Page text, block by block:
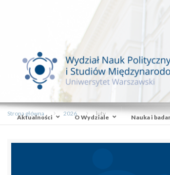
Aktualności O Wydziale Nauka i
Strona główna 2026 luty